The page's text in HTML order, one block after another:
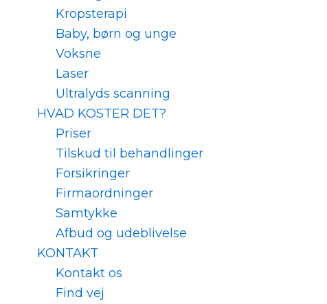
Kropsterapi
Baby, børn og unge
Voksne
Laser
Ultralyds scanning
HVAD KOSTER DET?
Priser
Tilskud til behandlinger
Forsikringer
Firmaordninger
Samtykke
Afbud og udeblivelse
KONTAKT
Kontakt os
Find vej